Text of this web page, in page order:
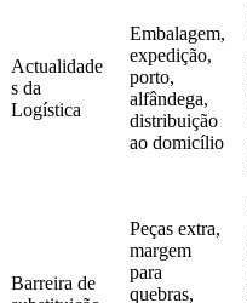
Actualidade
s da
Logística
Embalagem,
expedição,
porto,
alfândega,
distribuição
ao domicílio
Barreira de
Peças extra,
margem
para
quebras,